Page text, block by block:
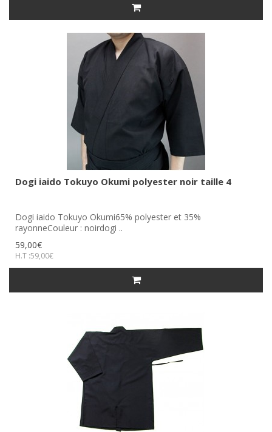
Dogi iaido Tokuyo Okumi polyester noir taille 4
Dogi iaido Tokuyo Okumi65% polyester et 35%
rayonneCouleur : noirdogi ..
59,00€
H.T :59,00€